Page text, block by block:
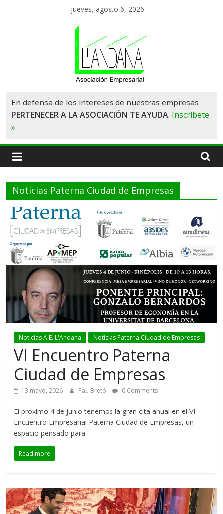
jueves, agosto 6, 2026
Asociación
de
Empresas
L'Andana
En defensa de los intereses de nuestras empresas
PERTENECER A LA ASOCIACIÓN TE AYUDA. Inscríbete
»
Noticias Paterna Ciudad de Empresas
Noticias A.E. L'Andana Noticias Paterna Ciudad de Empresas
VI Encuentro Paterna
Ciudad de Empresas
13 mayo, 2026 Pau Bretó 0 Comments
El próximo 4 de junio tenemos la gran cita anual en el VI
Encuentro Empresarial Paterna Ciudad de Empresas, un
espacio pensado para
Read more